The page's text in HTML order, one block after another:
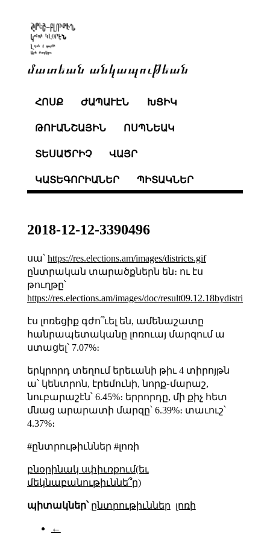
մատեան անկապութեան
ՀՈՍՔ ԺԱՊԱՒԷՆ ԽՑԻԿ
ԹՈՒԱՆՇԱՅԻՆ ՈՍՊՆԵԱԿ
ՏԵՍԱԾՐԻՉ ՎԱՅՐ
ԿԱՏԵԳՈՐԻԱՆԵՐ ՊԻՏԱԿՆԵՐ
2018-12-12-3390496
սա՝ https://res.elections.am/images/districts.gif
ընտրական տարածքներն են։ ու էս
թուղթը՝
https://res.elections.am/images/doc/result09.12.18bydistricts.pdf
էս լոռեցիք գժո՞ւել են, ամենաշատը
հանրապետականը լոռուայ մարզում ա
ստացել՝ 7.07%։
երկրորդ տեղում երեւանի թիւ 4 տիրոյթն
ա՝ կենտրոն, էրեմունի, նորք֊մարաշ,
նուբարաշէն՝ 6.45%։ երրորդը, մի քիչ հետ
մնաց արարատի մարզը՝ 6.39%։ տաւուշ՝
4.37%։
#ընտրութիւններ #լոռի
բնօրինակ սփիւռքում(եւ
մեկնաբանութիւննե՞ր)
պիտակներ՝ ընտրութիւններ լոռի
←